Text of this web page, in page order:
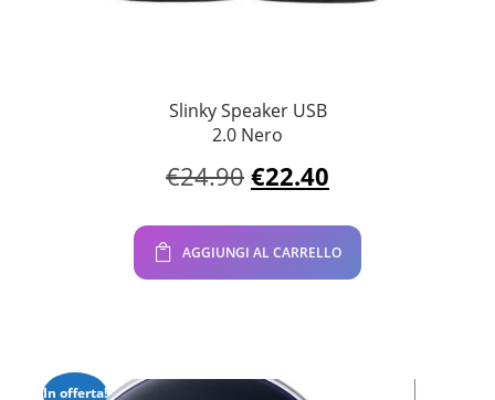
Slinky Speaker USB
2.0 Nero
€24.90 Il
prezzo
originale
era:
€24.90.
€22.40
prezzo
attuale
è:
€22.40.
AGGIUNGI AL CARRELLO
In offerta!